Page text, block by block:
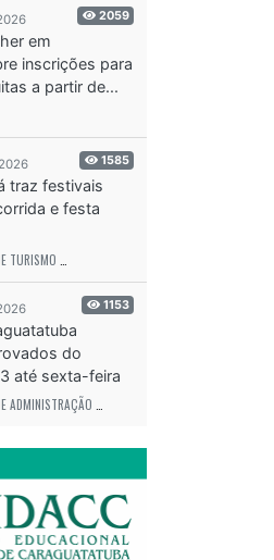
2059
em
inscrições para
a partir de...
1585
traz festivais
e festa
TURISMO
1153
do
até sexta-feira
ADMINISTRAÇÃO